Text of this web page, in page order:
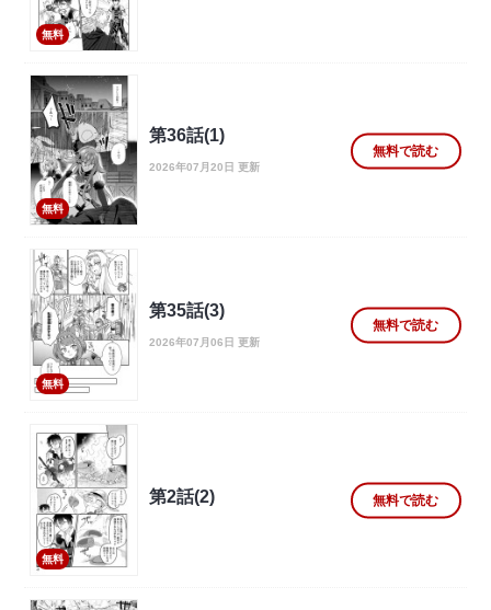
無料
無料
第36話(1)
2026年07月20日 更新
無料で読む
無料
第35話(3)
2026年07月06日 更新
無料で読む
無料
第2話(2) 無料で読む